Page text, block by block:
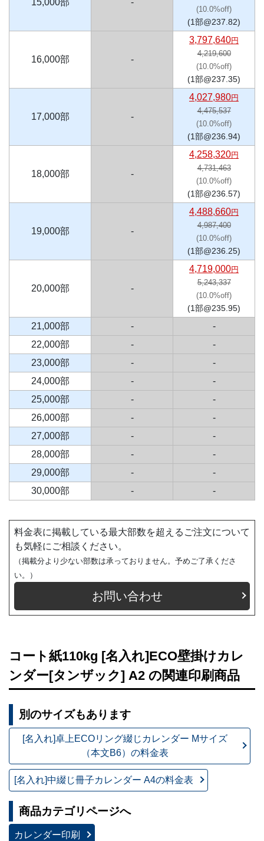
(10.0%off)
(1部@237.82)
16,000部 -
3,797,640円
4,219,600
(10.0%off)
(1部@237.35)
17,000部 -
4,027,980円
4,475,537
(10.0%off)
(1部@236.94)
18,000部 -
4,258,320円
4,731,463
(10.0%off)
(1部@236.57)
19,000部 -
4,488,660円
4,987,400
(10.0%off)
(1部@236.25)
20,000部 -
4,719,000円
5,243,337
(10.0%off)
(1部@235.95)
21,000部 -
-
22,000部
-
-
23,000部
-
-
24,000部
-
-
25,000部
-
-
26,000部
-
-
27,000部
-
-
28,000部
-
-
29,000部
-
-
30,000部
- -
お問い合わせ
料金表に掲載している最大部数を超えるご注文について
も気軽にご相談ください。
（掲載分より少ない部数は承っておりません。予めご了承くださ
い。）
コート紙110kg [名入れ]ECO壁掛けカレ
ンダー[タンザック] A2 の関連印刷商品
別のサイズもあります
[名入れ]卓上ECOリング綴じカレンダー Mサイズ
（本文B6）の料金表
[名入れ]中綴じ冊子カレンダー A4の料金表
商品カテゴリページへ
カレンダー印刷